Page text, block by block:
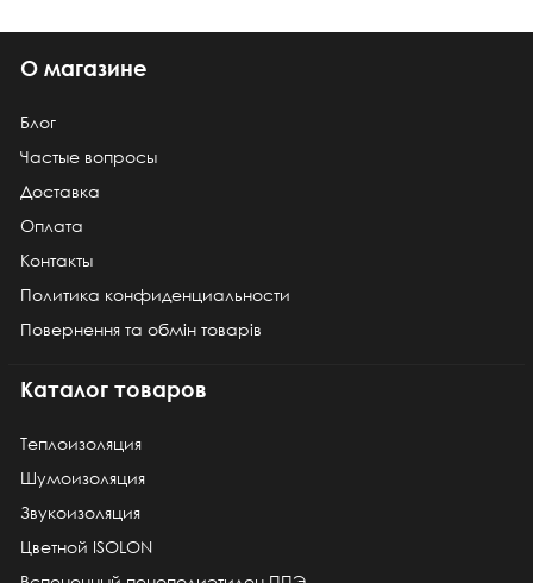
О магазине
Блог
Частые вопросы
Доставка
Оплата
Контакты
Политика конфиденциальности
Повернення та обмін товарів
Каталог товаров
Теплоизоляция
Шумоизоляция
Звукоизоляция
Цветной ISOLON